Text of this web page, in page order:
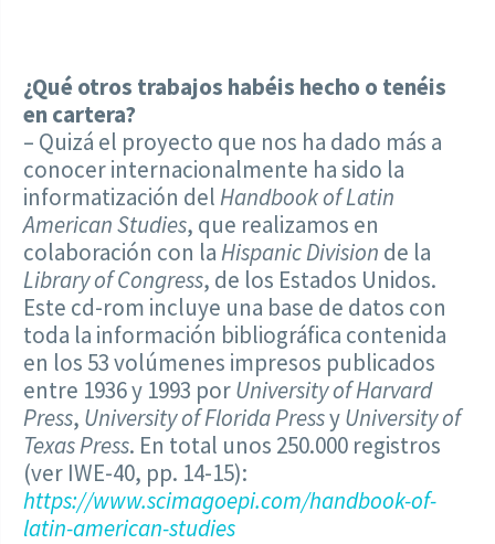
¿Qué otros trabajos habéis hecho o tenéis
en cartera?
– Quizá el proyecto que nos ha dado más a
conocer internacionalmente ha sido la
informatización delHandbook of Latin
American Studies, que realizamos en
colaboración con laHispanic Division de la
Library of Congress, de los Estados Unidos.
Este cd-rom incluye una base de datos con
toda la información bibliográfica contenida
en los 53 volúmenes impresos publicados
entre 1936 y 1993 porUniversity of Harvard
Press, University of Florida PressyUniversity of
Texas Press. En total unos 250.000 registros
(ver IWE-40, pp. 14-15):
https://www.scimagoepi.com/handbook-of-
latin-american-studies